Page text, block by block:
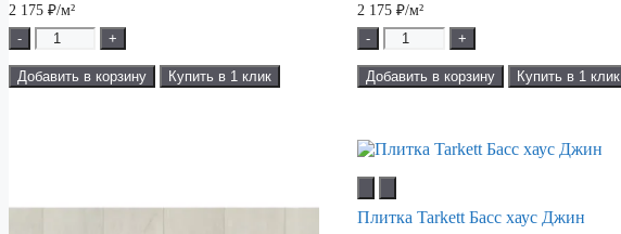
2 175 ₽/м²
-
+
Добавить в корзину Купить в 1 клик
2 175₽/м²
-
+
Добавить в корзину Купить в 1 клик
Плитка Tarkett Басс хаус Джин